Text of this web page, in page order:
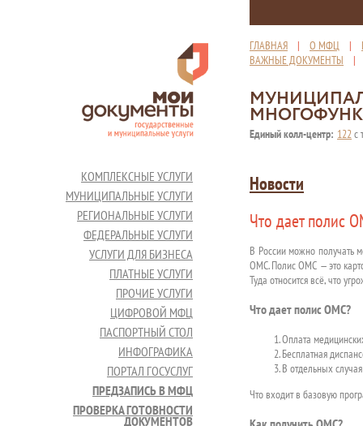
ГЛАВНАЯ | О МФЦ |
ВАЖНЫЕ ДОКУМЕНТЫ
Единый колл-центр: 122с
КОМПЛЕКСНЫЕ УСЛУГИ
МУНИЦИПАЛЬНЫЕ УСЛУГИ
РЕГИОНАЛЬНЫЕ УСЛУГИ
ФЕДЕРАЛЬНЫЕ УСЛУГИ
УСЛУГИ ДЛЯ БИЗНЕСА
ПЛАТНЫЕ УСЛУГИ
ПРОЧИЕ УСЛУГИ
ЦИФРОВОЙ МФЦ
ПАСПОРТНЫЙ СТОЛ
ИНФОГРАФИКА
ПОРТАЛ ГОСУСЛУГ
ПРЕДЗАПИСЬ В МФЦ
ПРОВЕРКА ГОТОВНОСТИ
ДОКУМЕНТОВ
Новости
Что дает полис
В России можно получать
ОМС. Полис ОМС — это
Туда относится всё, что
Что дает полис ОМС?
Оплата
Бесплатная
В отдельных
Что входит в базовую